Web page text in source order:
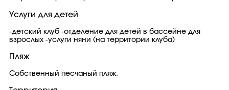
Услуги для детей
-детский клуб -отделение для детей в бассейне для
взрослых -услуги няни (на территории клуба)
Пляж
Собственный песчаный пляж.